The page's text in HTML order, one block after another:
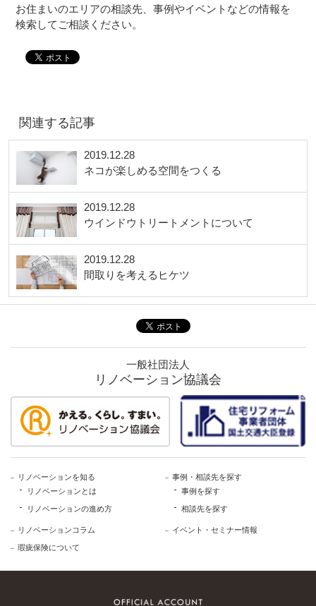
お住まいのエリアの相談先、事例やイベントなどの情報を
検索してご相談ください。
関連する記事
2019.12.28
ネコが楽しめる空間をつくる
2019.12.28
ウインドウトリートメントについて
2019.12.28
間取りを考えるヒケツ
一般社団法人
リノベーション協議会
リノベーションを知る
リノベーションとは
リノベーションの進め方
リノベーションコラム
瑕疵保険について
事例・相談先を探す
事例を探す
相談先を探す
イベント・セミナー情報